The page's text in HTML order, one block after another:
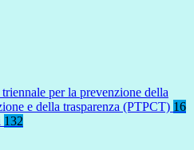
per la prevenzione della
e della trasparenza (PTPCT) 16
132